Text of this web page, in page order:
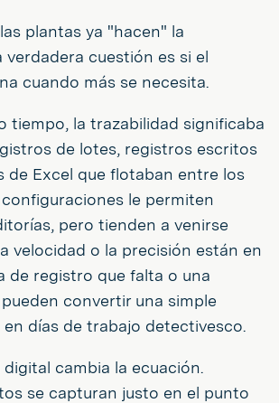
plantas ya "hacen" la
verdadera cuestión es si el
cuando más se necesita.
tiempo, la trazabilidad significaba
de lotes, registros escritos
de Excel que flotaban entre los
le permiten
pero tienden a venirse
velocidad o la precisión están en
de registro que falta o una
convertir una simple
días de trabajo detectivesco.
cambia la ecuación.
se capturan justo en el punto